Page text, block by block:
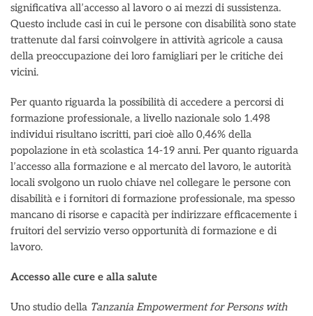
significativa all’accesso al lavoro o ai mezzi di sussistenza.
Questo include casi in cui le persone con disabilità sono state
trattenute dal farsi coinvolgere in attività agricole a causa
della preoccupazione dei loro famigliari per le critiche dei
vicini.
Per quanto riguarda la possibilità di accedere a percorsi di
formazione professionale, a livello nazionale solo 1.498
individui risultano iscritti, pari cioè allo 0,46% della
popolazione in età scolastica 14-19 anni. Per quanto riguarda
l’accesso alla formazione e al mercato del lavoro, le autorità
locali svolgono un ruolo chiave nel collegare le persone con
disabilità e i fornitori di formazione professionale, ma spesso
mancano di risorse e capacità per indirizzare efficacemente i
fruitori del servizio verso opportunità di formazione e di
lavoro.
Accesso alle cure e alla salute
Uno studio della Tanzania Empowerment for Persons with